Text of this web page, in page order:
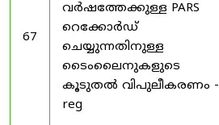
67
വർഷത്തേക്കുള്ള PARS
റെക്കോർഡ്
ചെയ്യുന്നതിനുള്ള
ടൈംലൈനുകളുടെ
കൂടുതൽ വിപുലീകരണം -
reg